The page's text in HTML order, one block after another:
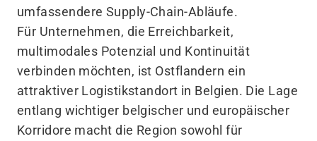
umfassendere Supply-Chain-Abläufe.
Für Unternehmen, die Erreichbarkeit,
multimodales Potenzial und Kontinuität
verbinden möchten, ist Ostflandern ein
attraktiver Logistikstandort in Belgien. Die Lage
entlang wichtiger belgischer und europäischer
Korridore macht die Region sowohl für